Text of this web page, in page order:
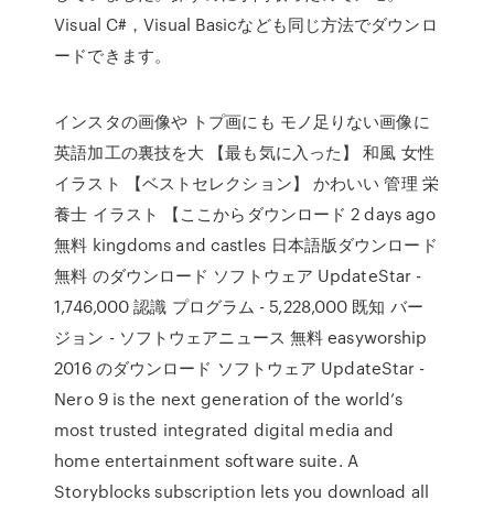
Visual C#，Visual Basicなども同じ方法でダウンロ
ードできます。
インスタの画像や トプ画にも モノ足りない画像に
英語加工の裏技を大 【最も気に入った】 和風 女性
イラスト 【ベストセレクション】 かわいい 管理 栄
養士 イラスト 【ここからダウンロード 2 days ago
無料 kingdoms and castles 日本語版ダウンロード
無料 のダウンロード ソフトウェア UpdateStar -
1,746,000 認識 プログラム - 5,228,000 既知 バー
ジョン - ソフトウェアニュース 無料 easyworship
2016 のダウンロード ソフトウェア UpdateStar -
Nero 9 is the next generation of the world’s
most trusted integrated digital media and
home entertainment software suite. A
Storyblocks subscription lets you download all